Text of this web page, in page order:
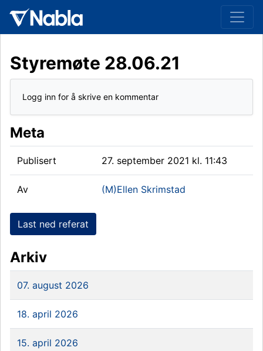
Styremøte 28.06.21
Logg inn for å skrive en kommentar
Meta
Publisert 27. september 2021 kl. 11:43
Av (M)Ellen Skrimstad
Last ned referat
Arkiv
07. august 2026
18. april 2026
15. april 2026